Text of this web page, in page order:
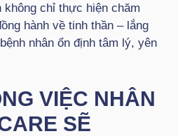
chỉ thực hiện chăm
hành về tinh thần – lắng
nhân ổn định tâm lý, yên
VIỆC NHÂN
SẼ